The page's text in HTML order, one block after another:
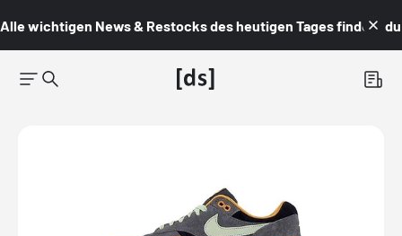
Alle wichtigen News & Restocks des heutigen Tages findest du